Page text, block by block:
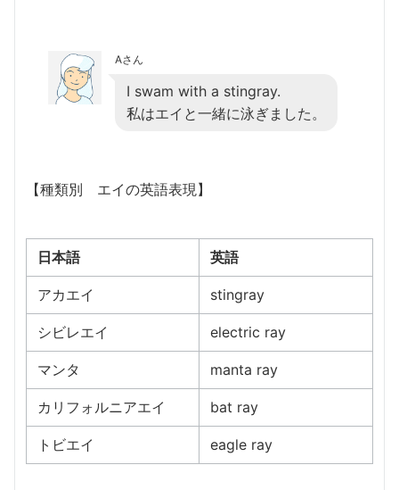
Aさん
I swam with a stingray.
私はエイと一緒に泳ぎました。
【種類別 エイの英語表現】
日本語 英語
アカエイ stingray
シビレエイ electric ray
マンタ manta ray
カリフォルニアエイ bat ray
トビエイ eagle ray